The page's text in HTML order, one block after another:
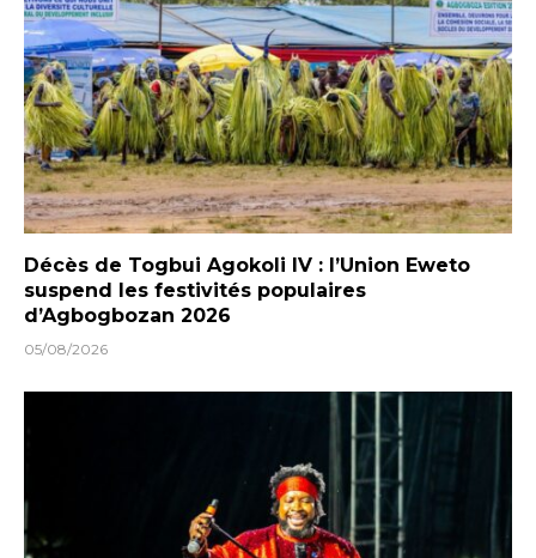
Décès de Togbui Agokoli IV : l’Union Eweto
suspend les festivités populaires
d’Agbogbozan 2026
05/08/2026